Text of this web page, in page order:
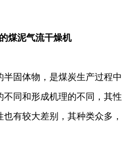
煤泥气流干燥机
固体物，是煤炭生产过程中
不同和形成机理的不同，其性
有较大差别，其种类众多，